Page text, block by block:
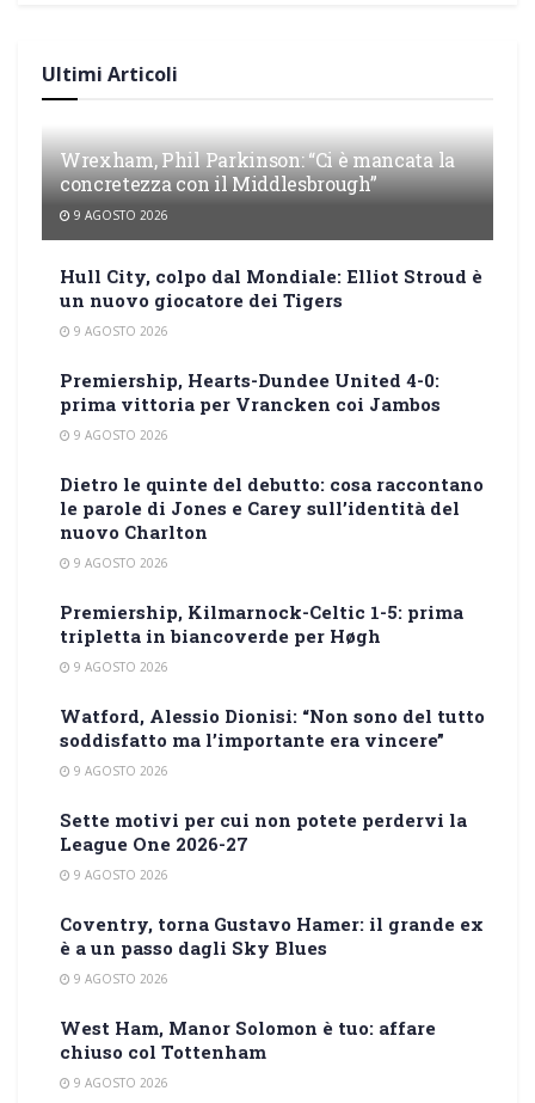
Ultimi Articoli
Wrexham, Phil Parkinson: “Ci è mancata la
concretezza con il Middlesbrough”
9 AGOSTO 2026
Hull City, colpo dal Mondiale: Elliot Stroud è
un nuovo giocatore dei Tigers
9 AGOSTO 2026
Premiership, Hearts-Dundee United 4-0:
prima vittoria per Vrancken coi Jambos
9 AGOSTO 2026
Dietro le quinte del debutto: cosa raccontano
le parole di Jones e Carey sull’identità del
nuovo Charlton
9 AGOSTO 2026
Premiership, Kilmarnock-Celtic 1-5: prima
tripletta in biancoverde per Høgh
9 AGOSTO 2026
Watford, Alessio Dionisi: “Non sono del tutto
soddisfatto ma l’importante era vincere”
9 AGOSTO 2026
Sette motivi per cui non potete perdervi la
League One 2026-27
9 AGOSTO 2026
Coventry, torna Gustavo Hamer: il grande ex
è a un passo dagli Sky Blues
9 AGOSTO 2026
West Ham, Manor Solomon è tuo: affare
chiuso col Tottenham
9 AGOSTO 2026